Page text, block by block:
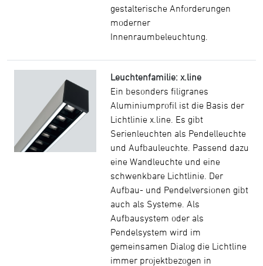
gestalterische Anforderungen
moderner
Innenraumbeleuchtung.
Leuchtenfamilie: x.line
Ein besonders filigranes
Aluminiumprofil ist die Basis der
Lichtlinie x.line. Es gibt
Serienleuchten als Pendelleuchte
und Aufbauleuchte. Passend dazu
eine Wandleuchte und eine
schwenkbare Lichtlinie. Der
Aufbau- und Pendelversionen gibt
auch als Systeme. Als
Aufbausystem oder als
Pendelsystem wird im
gemeinsamen Dialog die Lichtline
immer projektbezogen in